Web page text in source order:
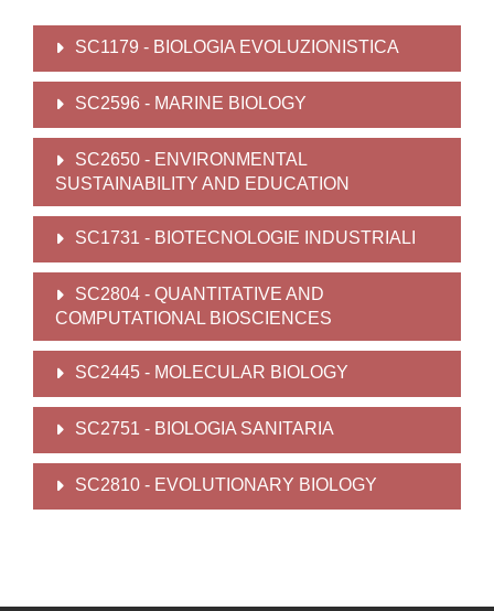
SC1179 - BIOLOGIA EVOLUZIONISTICA
SC2596 - MARINE BIOLOGY
SC2650 - ENVIRONMENTAL
SUSTAINABILITY AND EDUCATION
SC1731 - BIOTECNOLOGIE INDUSTRIALI
SC2804 - QUANTITATIVE AND
COMPUTATIONAL BIOSCIENCES
SC2445 - MOLECULAR BIOLOGY
SC2751 - BIOLOGIA SANITARIA
SC2810 - EVOLUTIONARY BIOLOGY